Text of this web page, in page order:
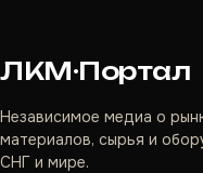
ЛКМ·Портал
Независимое медиа о
материалов, сырья и
СНГ и мире.